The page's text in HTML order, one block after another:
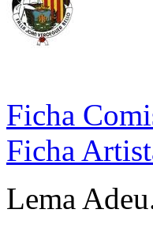
Ficha
Ficha
Lema